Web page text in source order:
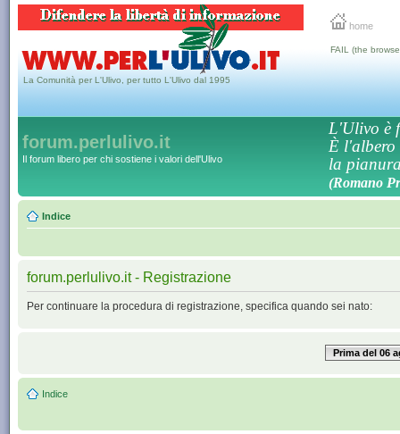
home
La Comunità per L'Ulivo, per tutto L'Ulivo dal 1995
FAIL (the
forum.perlulivo.it
Il forum libero per chi sostiene i valori dell'Ulivo
L'Ulivo è
È l'albero
la
(Romano
Indice
forum.perlulivo.it - Registrazione
Per continuare la procedura di registrazione, specifica quando sei nato:
Prima del 06
Indice